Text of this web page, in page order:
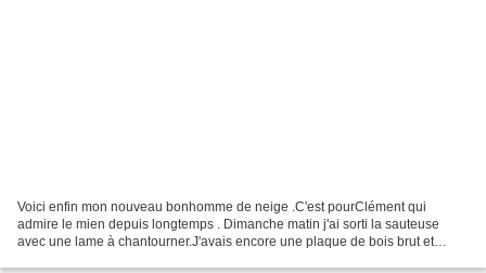
Voici enfin mon nouveau bonhomme de neige .C'est pourClément qui
admire le mien depuis longtemps . Dimanche matin j'ai sorti la sauteuse
avec une lame à chantourner.J'avais encore une plaque de bois brut et